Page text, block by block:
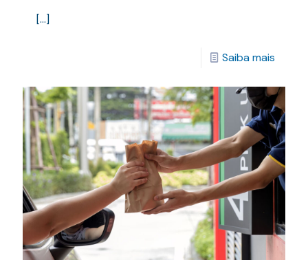
[…]
Saiba mais